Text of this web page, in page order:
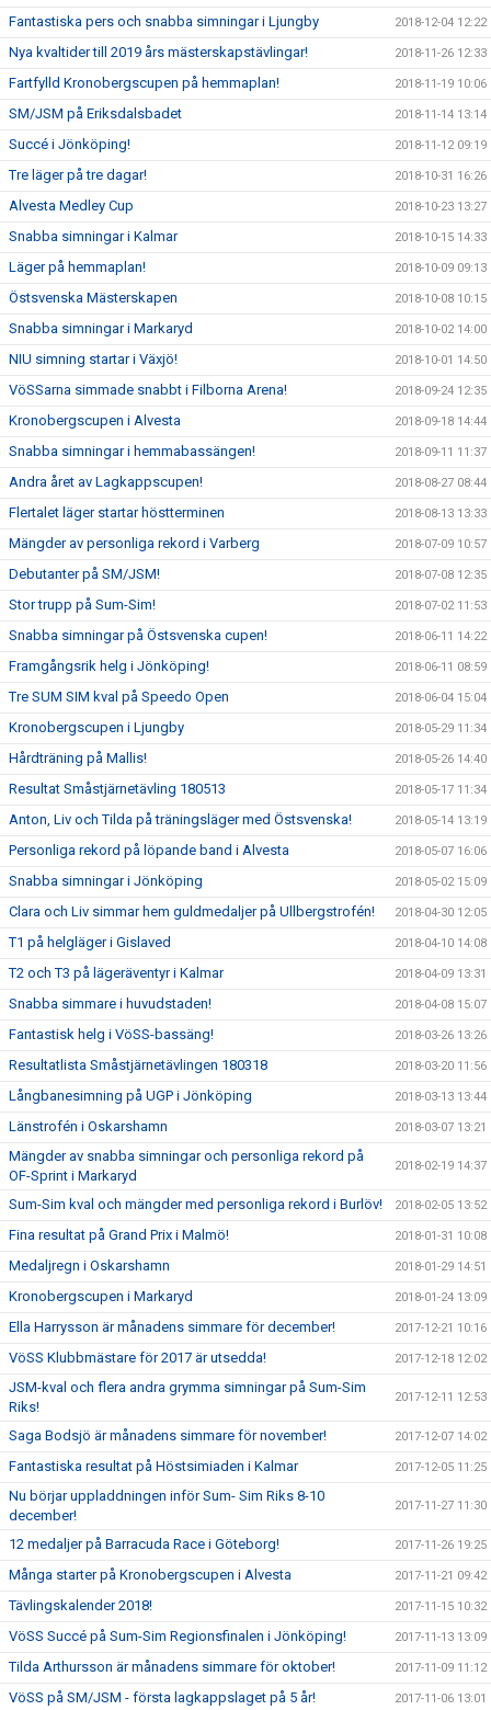
Fantastiska pers och snabba simningar i Ljungby 2018-12-04 12:22
Nya kvaltider till 2019 års mästerskapstävlingar! 2018-11-26 12:33
Fartfylld Kronobergscupen på hemmaplan! 2018-11-19 10:06
SM/JSM på Eriksdalsbadet 2018-11-14 13:14
Succé i Jönköping! 2018-11-12 09:19
Tre läger på tre dagar! 2018-10-31 16:26
Alvesta Medley Cup 2018-10-23 13:27
Snabba simningar i Kalmar 2018-10-15 14:33
Läger på hemmaplan! 2018-10-09 09:13
Östsvenska Mästerskapen 2018-10-08 10:15
Snabba simningar i Markaryd 2018-10-02 14:00
NIU simning startar i Växjö! 2018-10-01 14:50
VöSSarna simmade snabbt i Filborna Arena! 2018-09-24 12:35
Kronobergscupen i Alvesta 2018-09-18 14:44
Snabba simningar i hemmabassängen! 2018-09-11 11:37
Andra året av Lagkappscupen! 2018-08-27 08:44
Flertalet läger startar höstterminen 2018-08-13 13:33
Mängder av personliga rekord i Varberg 2018-07-09 10:57
Debutanter på SM/JSM! 2018-07-08 12:35
Stor trupp på Sum-Sim! 2018-07-02 11:53
Snabba simningar på Östsvenska cupen! 2018-06-11 14:22
Framgångsrik helg i Jönköping! 2018-06-11 08:59
Tre SUM SIM kval på Speedo Open 2018-06-04 15:04
Kronobergscupen i Ljungby 2018-05-29 11:34
Hårdträning på Mallis! 2018-05-26 14:40
Resultat Småstjärnetävling 180513 2018-05-17 11:34
Anton, Liv och Tilda på träningsläger med Östsvenska! 2018-05-14 13:19
Personliga rekord på löpande band i Alvesta 2018-05-07 16:06
Snabba simningar i Jönköping 2018-05-02 15:09
Clara och Liv simmar hem guldmedaljer på Ullbergstrofén! 2018-04-30 12:05
T1 på helgläger i Gislaved 2018-04-10 14:08
T2 och T3 på lägeräventyr i Kalmar 2018-04-09 13:31
Snabba simmare i huvudstaden! 2018-04-08 15:07
Fantastisk helg i VöSS-bassäng! 2018-03-26 13:26
Resultatlista Småstjärnetävlingen 180318 2018-03-20 11:56
Långbanesimning på UGP i Jönköping 2018-03-13 13:44
Länstrofén i Oskarshamn 2018-03-07 13:21
Mängder av snabba simningar och personliga rekord på
OF-Sprint i Markaryd
2018-02-19 14:37
Sum-Sim kval och mängder med personliga rekord i Burlöv! 2018-02-05 13:52
Fina resultat på Grand Prix i Malmö! 2018-01-31 10:08
Medaljregn i Oskarshamn 2018-01-29 14:51
Kronobergscupen i Markaryd 2018-01-24 13:09
Ella Harrysson är månadens simmare för december! 2017-12-21 10:16
VöSS Klubbmästare för 2017 är utsedda! 2017-12-18 12:02
JSM-kval och flera andra grymma simningar på Sum-Sim
Riks!
2017-12-11 12:53
Saga Bodsjö är månadens simmare för november! 2017-12-07 14:02
Fantastiska resultat på Höstsimiaden i Kalmar 2017-12-05 11:25
Nu börjar uppladdningen inför Sum- Sim Riks 8-10
december!
2017-11-27 11:30
12 medaljer på Barracuda Race i Göteborg! 2017-11-26 19:25
Många starter på Kronobergscupen i Alvesta 2017-11-21 09:42
Tävlingskalender 2018! 2017-11-15 10:32
VöSS Succé på Sum-Sim Regionsfinalen i Jönköping! 2017-11-13 13:09
Tilda Arthursson är månadens simmare för oktober! 2017-11-09 11:12
VöSS på SM/JSM - första lagkappslaget på 5 år! 2017-11-06 13:01